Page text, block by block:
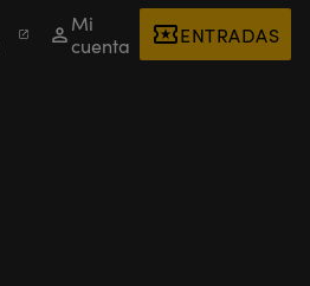
Mi
cuenta
ENTRADAS